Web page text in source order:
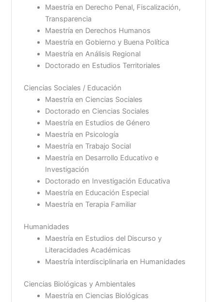
Maestría en Derecho Penal, Fiscalización,
Transparencia
Maestría en Derechos Humanos
Maestría en Gobierno y Buena Política
Maestría en Análisis Regional
Doctorado en Estudios Territoriales
Ciencias Sociales / Educación
Maestría en Ciencias Sociales
Doctorado en Ciencias Sociales
Maestría en Estudios de Género
Maestría en Psicología
Maestría en Trabajo Social
Maestría en Desarrollo Educativo e
Investigación
Doctorado en Investigación Educativa
Maestría en Educación Especial
Maestría en Terapia Familiar
Humanidades
Maestría en Estudios del Discurso y
Literacidades Académicas
Maestría interdisciplinaria en Humanidades
Ciencias Biológicas y Ambientales
Maestría en Ciencias Biológicas